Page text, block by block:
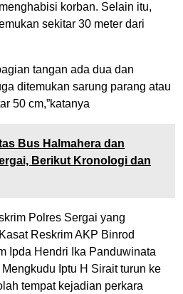
korban. Selain itu,
sekitar 30 meter dari
tangan ada dua dan
ditemukan sarung parang atau
50 cm,”katanya
Bus Halmahera dan
Berikut Kronologi dan
Polres Sergai yang
Reskrim AKP Binrod
Ipda Hendri Ika Panduwinata
Iptu H Sirait turun ke
tempat kejadian perkara